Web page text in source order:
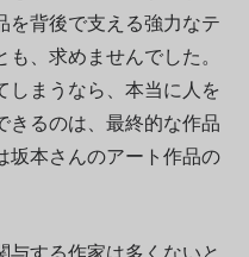
を背後で支える強力なテ
、求めませんでした。
まうなら、本当に人を
きるのは、最終的な作品
坂本さんのアート作品の
する作家は多くないと